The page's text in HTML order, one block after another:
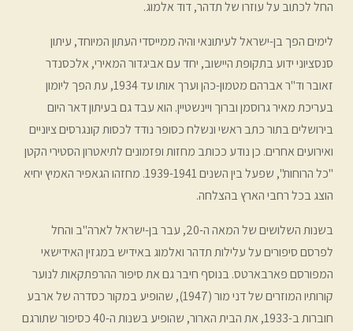
החל לכתוב על עוזרו של תדהר, דוד אלמוג.
לימים הפך בן-ישראל לעיתונאי והיה ממייסדי העתון המיוחד, עיתון
סנסציוני ידוע בתקופת היישוב, יחד עם אביגדור המאירי, אלכסנדר
זאובר וד"ר אברהם מטמון-כהן וערך אותו עד 1934, עת הפך ליומון
בעריכת מאיר גרוסמן וברוך ויינשטיין. הוא עבד גם בעיתון דאר היום
בירושלים בתור כתב ראשי ונשלח כסופר נודד לכסות קונגרסים ציוניים
ואירועים אחרים. כן נודע ככותב מחזות ופזמונים לתיאטרון הסטירי הקטן
"כל הרוחות", שפעל בין השנים 1939-1941. מחזהו הגאפיר האמיץ יחיא
הוצג בכל רחבי הארץ בהצלחה.
בשנות השלושים של המאה ה-20, עבר בן-ישראל לארה"ב והחל
לפרסם סיפורים על עלילות תדהר ואלמוג באידיש במגזין האידישאי
המפורסם פארבארטס. בנוסף חיבר גם את סיפור ההרפתקאות לנוער
קורותיו המוזרים של דני מור (1947), שהופיע במקור כסדרה של ארבע
חוברות ב-1933, את הבית הארור, שהופיע בשנות ה-40 כסיפור שתורגם